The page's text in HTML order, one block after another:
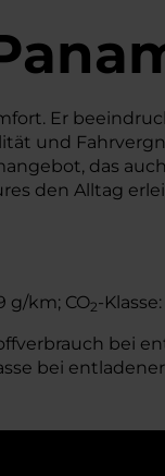
Er
und
das
den Alltag
g/km; CO2-Klasse:
bei
bei